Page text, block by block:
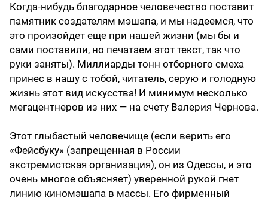
Когда-нибудь благодарное человечество поставит
памятник создателям мэшапа, и мы надеемся, что
это произойдет еще при нашей жизни (мы бы и
сами поставили, но печатаем этот текст, так что
руки заняты). Миллиарды тонн отборного смеха
принес в нашу с тобой, читатель, серую и голодную
жизнь этот вид искусства! И минимум несколько
мегацентнеров из них — на счету Валерия Чернова.
Этот глыбастый человечище (если верить его
«Фейсбуку» (запрещенная в России
экстремистская организация), он из Одессы, и это
очень многое объясняет) уверенной рукой гнет
линию киномэшапа в массы. Его фирменный